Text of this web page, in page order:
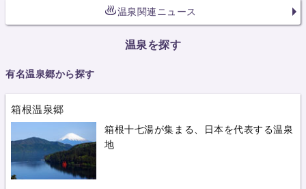
温泉関連ニュース
温泉を探す
有名温泉郷から探す
箱根温泉郷
箱根十七湯が集まる、日本を代表する温泉
地